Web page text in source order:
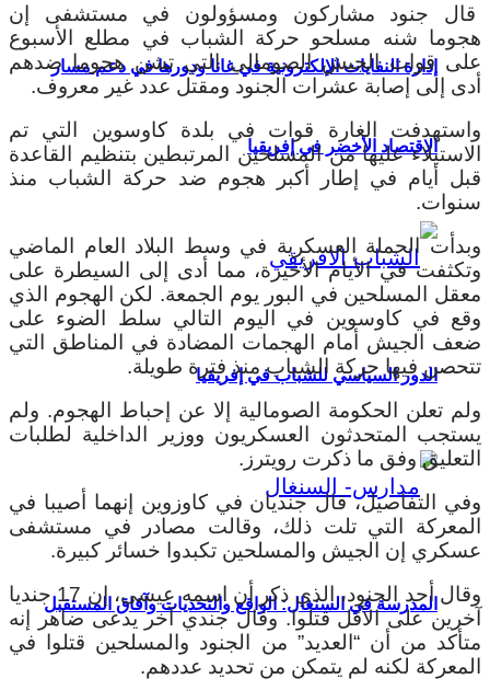
إدارة النفايات الإلكترونية في غانا ودورها في دعم مسار
الاقتصاد الأخضر في إفريقيا
الدور السياسي للشباب في إفريقيا
المدرسة في السنغال: الواقع والتحديات وآفاق المستقبل
قال جنود مشاركون ومسؤولون في مستشفى إن
هجوما شنه مسلحو حركة الشباب في مطلع الأسبوع
على قوات الجيش الصومالي التي تشن هجوما ضدهم
أدى إلى إصابة عشرات الجنود ومقتل عدد غير معروف.
واستهدفت الغارة قوات في بلدة كاوسوين التي تم
الاستيلاء عليها من المسلحين المرتبطين بتنظيم القاعدة
قبل أيام في إطار أكبر هجوم ضد حركة الشباب منذ
سنوات.
وبدأت الحملة العسكرية في وسط البلاد العام الماضي
وتكثفت في الأيام الأخيرة، مما أدى إلى السيطرة على
معقل المسلحين في البور يوم الجمعة. لكن الهجوم الذي
وقع في كاوسوين في اليوم التالي سلط الضوء على
ضعف الجيش أمام الهجمات المضادة في المناطق التي
تتحصن فيها حركة الشباب منذ فترة طويلة.
ولم تعلن الحكومة الصومالية إلا عن إحباط الهجوم. ولم
يستجب المتحدثون العسكريون ووزير الداخلية لطلبات
التعليق وفق ما ذكرت رويترز.
وفي التفاصيل، قال جنديان في كاوزوين إنهما أصيبا في
المعركة التي تلت ذلك، وقالت مصادر في مستشفى
عسكري إن الجيش والمسلحين تكبدوا خسائر كبيرة.
وقال أحد الجنود، الذي ذكر أن اسمه عيسى، إن 17 جنديا
آخرين على الأقل قتلوا. وقال جندي آخر يدعى ضاهر إنه
متأكد من أن “العديد” من الجنود والمسلحين قتلوا في
المعركة لكنه لم يتمكن من تحديد عددهم.